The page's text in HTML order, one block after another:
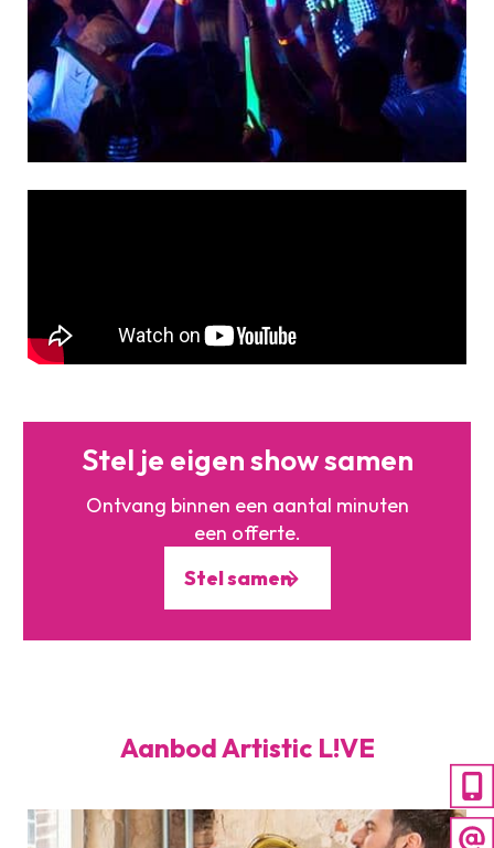
Stel je eigen show samen
Ontvang binnen een aantal minuten
een offerte.
Stel samen
Aanbod Artistic L!VE